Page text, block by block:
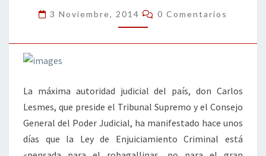
3 Noviembre, 2014 Comentarios
0 Comentarios
La máxima autoridad judicial del país, don Carlos
Lesmes, que preside el Tribunal Supremo y el Consejo
General del Poder Judicial, ha manifestado hace unos
días que la Ley de Enjuiciamiento Criminal está